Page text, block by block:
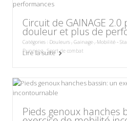
Circuit de GAINAGE
douleur et plus de
Catégories : Douleurs , Gainage,Mobilité -
Running, Sport de combat
Lire la suite
Pieds genoux hanches